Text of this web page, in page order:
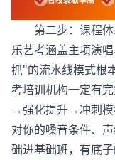
第二步：课程体
乐艺考涵盖主项演
抓"的流水线模式根
考培训机构一定有
→强化提升→冲刺
对你的嗓音条件、
础进基础班，有底